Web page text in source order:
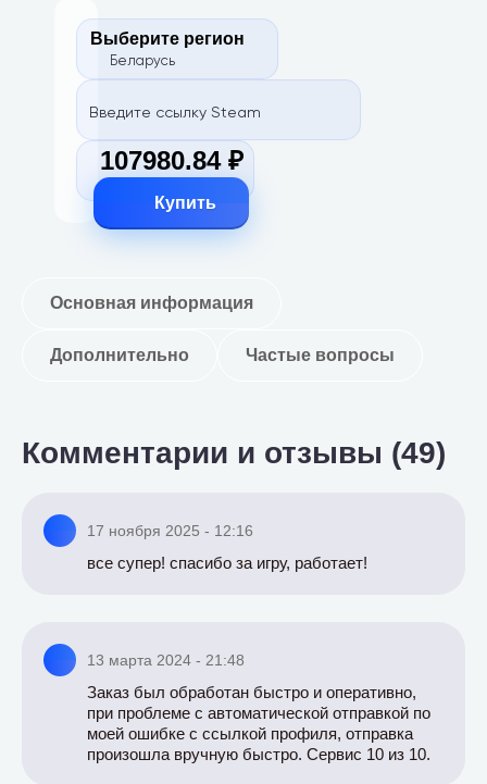
Выберите регион
Беларусь
Введите ссылку Steam
107980.84 ₽
Купить
Основная информация
Дополнительно Частые вопросы
Комментарии и отзывы (49)
17 ноября 2025 - 12:16
все супер! спасибо за игру, работает!
13 марта 2024 - 21:48
Заказ был обработан быстро и оперативно,
при проблеме с автоматической отправкой по
моей ошибке с ссылкой профиля, отправка
произошла вручную быстро. Сервис 10 из 10.